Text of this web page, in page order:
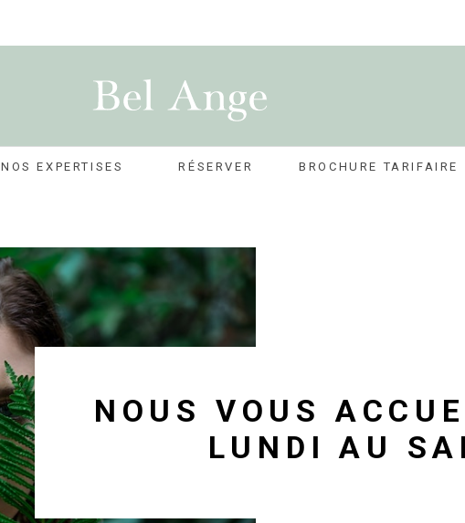
NOS EXPERTISES RÉSERVER BROCHURE TARIFAIRE
NOUS VOUS
LUNDI AU